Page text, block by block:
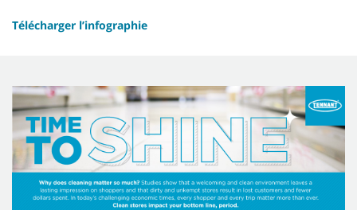
Télécharger l’infographie